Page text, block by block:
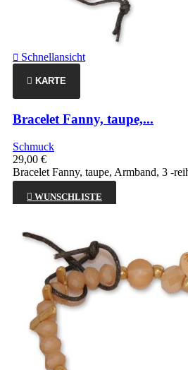
Schnellansicht
 KARTE
Bracelet Fanny, taupe,...
Schmuck
29,00 €
Bracelet Fanny, taupe, Armband, 3 -
 WUNSCHLISTE